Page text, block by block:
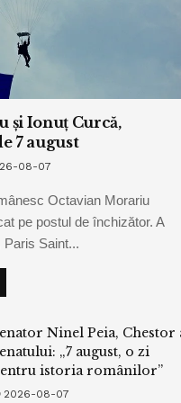
și Ionuț Curcă,
7 august
08-07
Octavian Morariu
pe postul de închizător. A
Paris Saint...
Ninel Peia, Chestor
„7 august, o zi
istoria românilor”
2026-08-07